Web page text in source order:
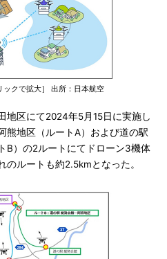
ックで拡大］ 出所：日本航空
区にて2024年5月15日に実施し
熊地区（ルートA）および道の駅
B）の2ルートにてドローン3機体
ルートも約2.5kmとなった。